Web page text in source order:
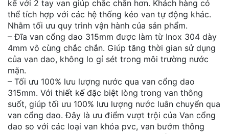
kế với 2 tay van giúp chắc chắn hơn. Khách hàng có
thể tích hợp với các hệ thống kéo van tự động khác.
Nhằm tối ưu quy trình vận hành của sản phẩm.
– Đĩa van cổng dao 315mm được làm từ Inox 304 dày
4mm vô cùng chắc chắn. Giúp tăng thời gian sử dụng
của van dao, không lo gỉ sét trong môi trường nước
mặn.
– Tối ưu 100% lưu lượng nước qua van cổng dao
315mm. Với thiết kế đặc biệt lòng trong van thông
suốt, giúp tối ưu 100% lưu lượng nước luân chuyển qua
van cổng dao. Đây là ưu điểm vượt trội của Van cổng
dao so với các loại van khóa pvc, van bướm thông